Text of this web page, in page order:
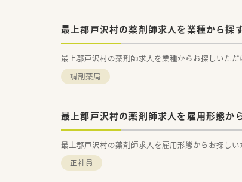
最上郡戸沢村の薬剤師求人を業種から探
最上郡戸沢村の薬剤師求人を業種からお探しいただ
調剤薬局
最上郡戸沢村の薬剤師求人を雇用形態か
最上郡戸沢村の薬剤師求人を雇用形態からお探しい
正社員